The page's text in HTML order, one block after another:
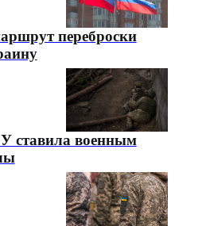
переброски
ставила военным